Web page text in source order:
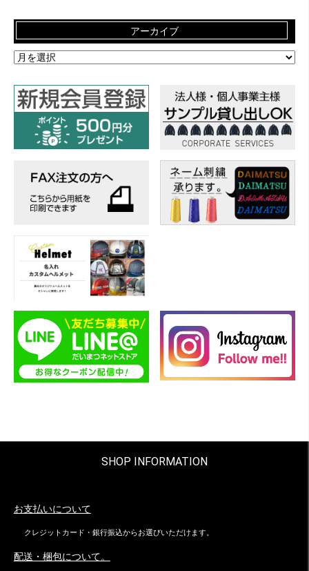
アーカイブ
ア
ー
イ
ブ
SHOP INFORMATION
お支払いについて
クレジットカード・銀行振込からお選びいただけます。
配送・梱包について。